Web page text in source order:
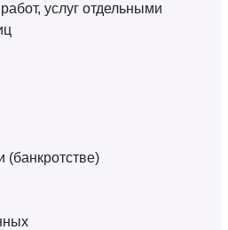
услуг отдельными
(банкротстве)